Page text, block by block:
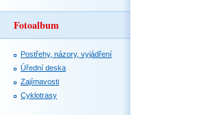
Fotoalbum
Postřehy, názory, vyjádření
Úřední deska
Zajímavosti
Cyklotrasy